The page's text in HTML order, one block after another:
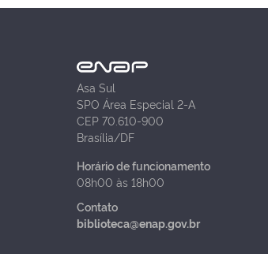
Asa Sul
SPO Área Especial 2-A
CEP 70.610-900
Brasília/DF
Horário de funcionamento
08h00 às 18h00
Contato
biblioteca@enap.gov.br